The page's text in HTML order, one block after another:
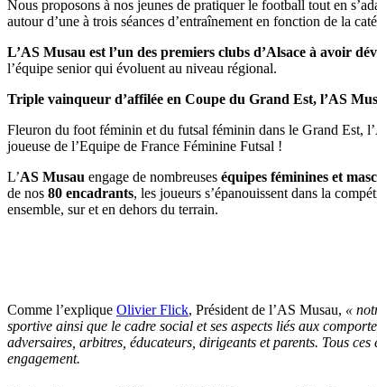
Nous proposons à nos jeunes de pratiquer le football tout en
autour d’une à trois séances d’entraînement en fonction de la
L’AS Musau est l’un des premiers clubs d’Alsace à avoir
l’équipe senior qui évoluent au niveau régional.
Triple vainqueur d’affilée en Coupe du Grand Est, l’AS
Fleuron du foot féminin et du futsal féminin dans le Grand Est,
joueuse de l’Equipe de France Féminine Futsal !
L’AS Musau engage de nombreuses équipes féminines et
de nos 80 encadrants, les joueurs s’épanouissent dans la
ensemble, sur et en dehors du terrain.
Comme l’explique Olivier Flick, Président de l’AS Musau, «
sportive ainsi que le cadre social et ses aspects liés aux
adversaires, arbitres, éducateurs, dirigeants et parents. Tous
engagement.